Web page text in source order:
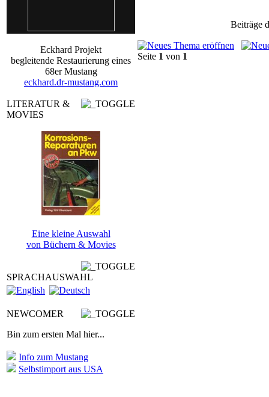
Eckhard Projekt
begleitende Restaurierung eines
68er Mustang
eckhard.dr-mustang.com
LITERATUR &
MOVIES
Eine kleine Auswahl
von Büchern & Movies
SPRACHAUSWAHL
NEWCOMER
Bin zum ersten Mal hier...
Info zum Mustang
Selbstimport aus USA
Beiträge
Seite 1 von 1